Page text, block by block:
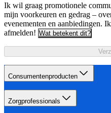
Ik wil graag promotionele
mijn voorkeuren en gedrag –
evenementen en aanbiedingen.
afmelden! Wat betekent dit?
Consumentenproducten
Zorgprofessionals